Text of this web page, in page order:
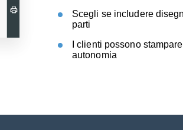
Scegli se includere
parti
I clienti possono
autonomia